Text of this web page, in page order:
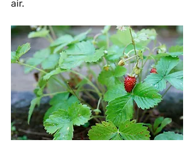
air.